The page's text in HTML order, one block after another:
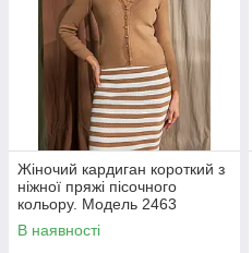
Жіночий кардиган короткий з
ніжної пряжі пісочного
кольору. Модель 2463
Trikobakh
В наявності